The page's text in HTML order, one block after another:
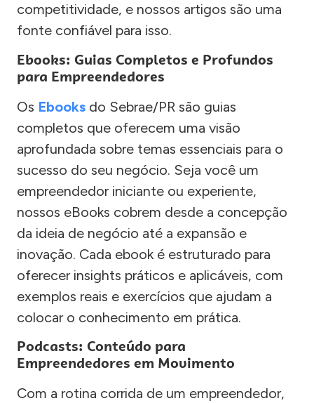
competitividade, e nossos artigos são uma
fonte confiável para isso.
Ebooks: Guias Completos e Profundos
para Empreendedores
Os Ebooks do Sebrae/PR são guias
completos que oferecem uma visão
aprofundada sobre temas essenciais para o
sucesso do seu negócio. Seja você um
empreendedor iniciante ou experiente,
nossos eBooks cobrem desde a concepção
da ideia de negócio até a expansão e
inovação. Cada ebook é estruturado para
oferecer insights práticos e aplicáveis, com
exemplos reais e exercícios que ajudam a
colocar o conhecimento em prática.
Podcasts: Conteúdo para
Empreendedores em Movimento
Com a rotina corrida de um empreendedor,